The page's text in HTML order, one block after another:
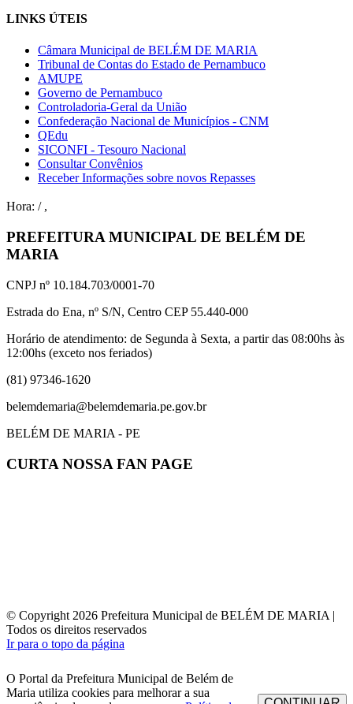
LINKS ÚTEIS
Câmara Municipal de BELÉM DE MARIA
Tribunal de Contas do Estado de Pernambuco
AMUPE
Governo de Pernambuco
Controladoria-Geral da União
Confederação Nacional de Municípios - CNM
QEdu
SICONFI - Tesouro Nacional
Consultar Convênios
Receber Informações sobre novos Repasses
Hora: / ,
PREFEITURA MUNICIPAL DE BELÉM DE
MARIA
CNPJ nº 10.184.703/0001-70
Estrada do Ena, nº S/N, Centro CEP 55.440-000
Horário de atendimento: de Segunda à Sexta, a partir das 08:00hs às
12:00hs (exceto nos feriados)
(81) 97346-1620
belemdemaria@belemdemaria.pe.gov.br
BELÉM DE MARIA - PE
CURTA NOSSA FAN PAGE
© Copyright 2026 Prefeitura Municipal de BELÉM DE MARIA |
Todos os direitos reservados
Ir para o topo da página
O Portal da Prefeitura Municipal de Belém de
Maria utiliza cookies para melhorar a sua